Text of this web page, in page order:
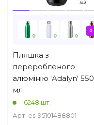
Пляшка з
переробленого
алюмінію 'Adalyn' 550
мл
6248 шт.
Арт. es-95101488801